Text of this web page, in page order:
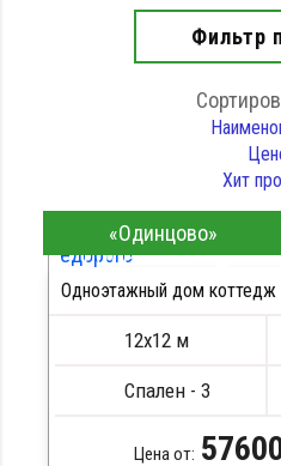
Фильтр
Хит
ПОДРОБНЕЕ
«Одинцово»
Одноэтажный дом коттедж
12х12 м
Спален - 3
Цена от: